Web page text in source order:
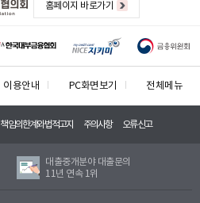
홈페이지 바로가기
이용안내 PC화면보기 전체메뉴
책임의한계와법적고지 주의사항 오류신고
대출중개분야 대출문의
11년 연속 1위